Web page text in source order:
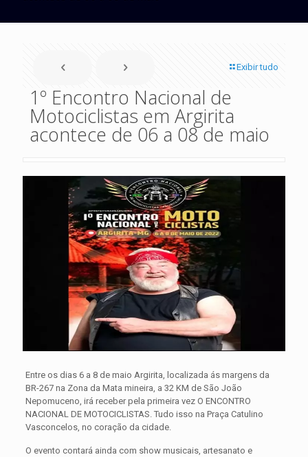
Exibir tudo
1º Encontro Nacional de
Motociclistas em Argirita
acontece de 06 a 08 de maio
Entre os dias 6 a 8 de maio Argirita, localizada ás margens da
BR-267 na Zona da Mata mineira, a 32 KM de São João
Nepomuceno, irá receber pela primeira vez O ENCONTRO
NACIONAL DE MOTOCICLISTAS. Tudo isso na Praça Catulino
Vasconcelos, no coração da cidade.
O evento contará ainda com show musicais, artesanato e